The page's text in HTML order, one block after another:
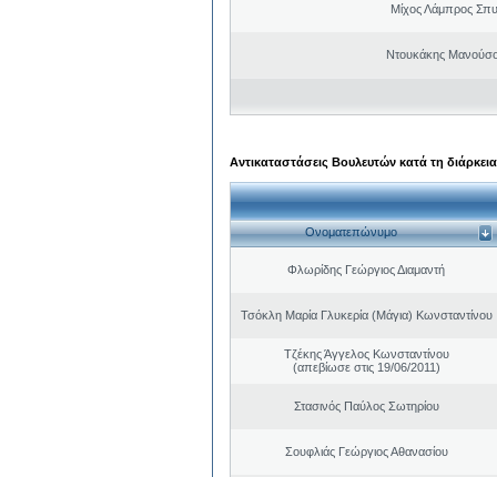
Μίχος Λάμπρος
Ντουκάκης
Αντικαταστάσεις Βουλευτών κατά τη
Ονοματεπώνυμο
Φλωρίδης Γεώργιος Διαμαντή
Τσόκλη Μαρία Γλυκερία (Μάγια) Κωνσταντίνου
Τζέκης Άγγελος Κωνσταντίνου
(απεβίωσε στις 19/06/2011)
Στασινός Παύλος Σωτηρίου
Σουφλιάς Γεώργιος Αθανασίου